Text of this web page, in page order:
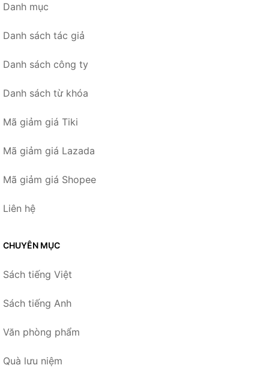
Danh mục
Danh sách tác giả
Danh sách công ty
Danh sách từ khóa
Mã giảm giá Tiki
Mã giảm giá Lazada
Mã giảm giá Shopee
Liên hệ
CHUYÊN MỤC
Sách tiếng Việt
Sách tiếng Anh
Văn phòng phẩm
Quà lưu niệm